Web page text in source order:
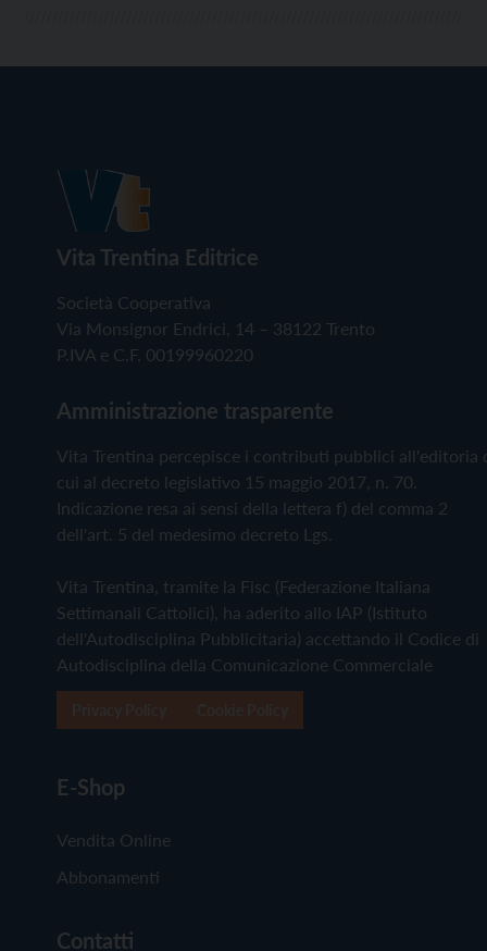
Vita Trentina Editrice
Società Cooperativa
Via Monsignor Endrici, 14 – 38122 Trento
P.IVA e C.F. 00199960220
Amministrazione trasparente
Vita Trentina percepisce i contributi pubblici all'editoria
cui al decreto legislativo 15 maggio 2017, n. 70.
Indicazione resa ai sensi della lettera f) del comma 2
dell'art. 5 del medesimo decreto Lgs.
Vita Trentina, tramite la Fisc (Federazione Italiana
Settimanali Cattolici), ha aderito allo IAP (Istituto
dell'Autodisciplina Pubblicitaria) accettando il Codice di
Autodisciplina della Comunicazione Commerciale
E-Shop
Vendita Online
Abbonamenti
Contatti